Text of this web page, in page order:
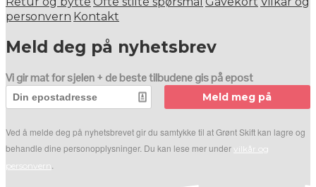
personvern Kontakt
Meld deg på nyhetsbrev
Vi gir mat for sjelen + de beste tilbudene gis på epost
Meld meg på
Ved å melde deg på nyhetsbrevet gir du samtykke til at Grønt Skift kan lagre og
behandle dine personopplysninger. Du kan lese mer under vilkår og
personvern